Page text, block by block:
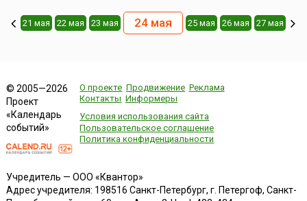
21 мая 22 мая 23 мая 24 мая 25 мая 26 мая 27 мая
© 2005—2026
Проект
«Календарь
событий»
О проекте Продвижение Реклама
Контакты Информеры
Условия использования сайта
Пользовательское соглашение
Политика конфиденциальности
Учредитель — ООО «Квантор»
Адрес учредителя: 198516 Санкт-Петербург, г. Петергоф, Санкт-